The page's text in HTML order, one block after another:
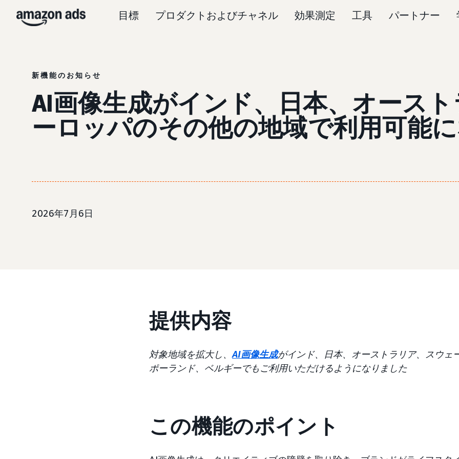
目標 プロダクトおよびチャネル 効果測定 工具 パートナー
新機能のお知らせ
AI画像生成がインド、日本、オース
ーロッパのその他の地域で利用可能
2026年7月6日
提供内容
対象地域を拡大し、 AI画像生成がインド、日本、オーストラリア、スウェ
ポーランド、ベルギーでもご利用いただけるようになりました
この機能のポイント